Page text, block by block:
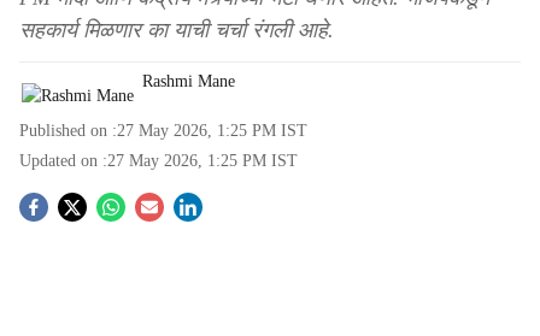
सहकार्य मिळणार का याची चर्चा रंगली आहे.
Rashmi Mane
Published on :27 May 2026, 1:25 PM IST
Updated on :27 May 2026, 1:25 PM IST
S